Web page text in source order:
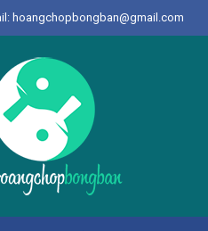
hoangchopbongban@gmail.com